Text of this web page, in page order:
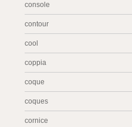
console
contour
cool
coppia
coque
coques
cornice